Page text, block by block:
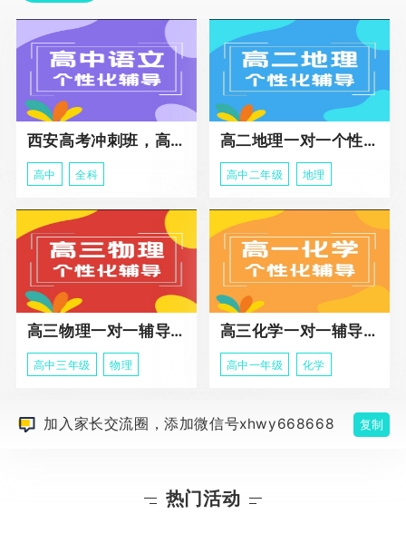
西安高考冲刺班，高三全科辅导
高中 全科
高二地理一对一个性化冲刺辅导课程
高中二年级 地理
高三物理一对一辅导课程
高中三年级 物理
高三化学一对一辅导课程
高中一年级 化学
加入家长交流圈，添加微信号xhwy668668 复制
热门活动